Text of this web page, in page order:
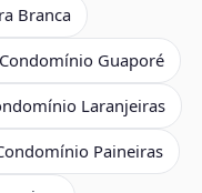
Branca
Condomínio Guaporé
Laranjeiras
Paineiras